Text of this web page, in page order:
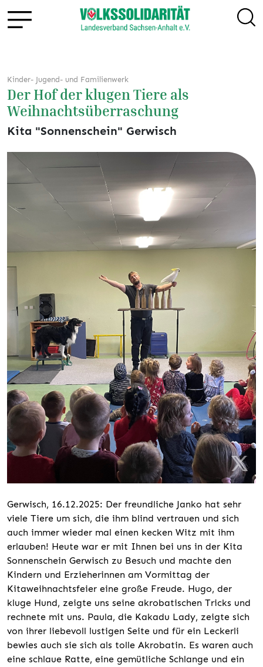
Kinder- Jugend- und Familienwerk
Der Hof der klugen Tiere als
Weihnachtsüberraschung
Kita "Sonnenschein" Gerwisch
Gerwisch, 16.12.2025: Der freundliche Janko hat sehr
viele Tiere um sich, die ihm blind vertrauen und sich
auch immer wieder mal einen kecken Witz mit ihm
erlauben! Heute war er mit Ihnen bei uns in der Kita
Sonnenschein Gerwisch zu Besuch und machte den
Kindern und Erzieherinnen am Vormittag der
Kitaweihnachtsfeier eine große Freude. Hugo, der
kluge Hund, zeigte uns seine akrobatischen Tricks und
rechnete mit uns. Paula, die Kakadu Lady, zeigte sich
von ihrer liebevoll lustigen Seite und für ein Leckerli
bewies auch sie sich als tolle Akrobatin. Es waren auch
eine schlaue Ratte, eine gemütliche Schlange und ein